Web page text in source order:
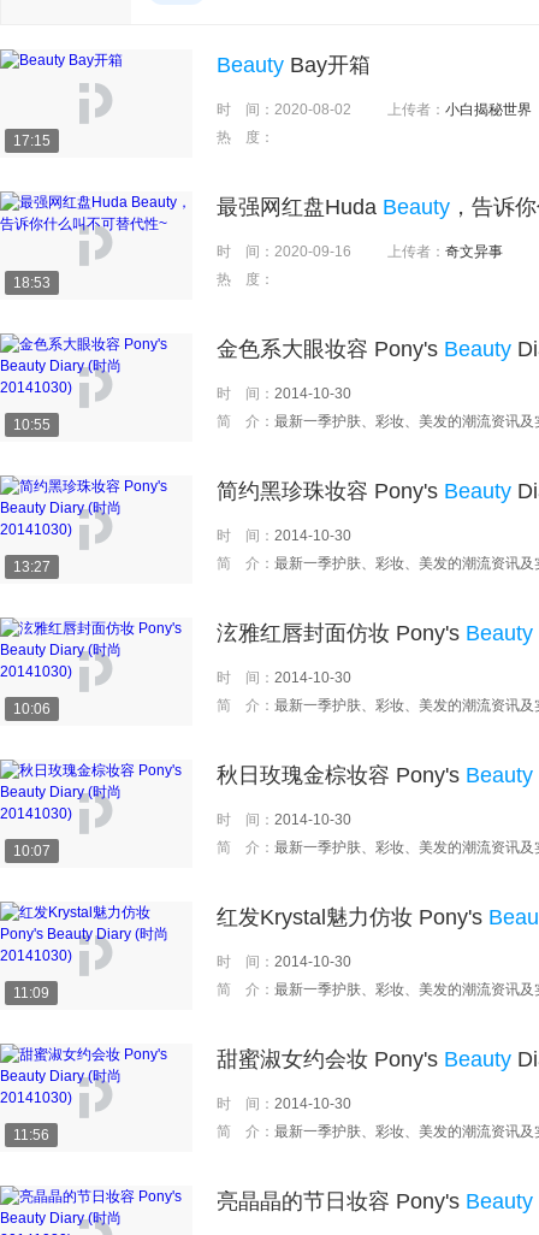
17:15
Beauty Bay开箱
时 间： 2020-08-02 上传者： 小白揭秘世界
热 度：
18:53
最强网红盘Huda Beauty ，告诉
时 间： 2020-09-16 上传者： 奇文异事
热 度：
10:55
金色系大眼妆容 Pony's Beauty
时 间： 2014-10-30
简 介： 最新一季护肤、彩妆、美发的潮流资讯及
13:27
简约黑珍珠妆容 Pony's Beauty
时 间： 2014-10-30
简 介： 最新一季护肤、彩妆、美发的潮流资讯及
10:06
泫雅红唇封面仿妆 Pony's Beauty
时 间： 2014-10-30
简 介： 最新一季护肤、彩妆、美发的潮流资讯及
10:07
秋日玫瑰金棕妆容 Pony's Beauty
时 间： 2014-10-30
简 介： 最新一季护肤、彩妆、美发的潮流资讯及
11:09
红发Krystal魅力仿妆 Pony's
时 间： 2014-10-30
简 介： 最新一季护肤、彩妆、美发的潮流资讯及
11:56
甜蜜淑女约会妆 Pony's Beauty
时 间： 2014-10-30
简 介： 最新一季护肤、彩妆、美发的潮流资讯及
亮晶晶的节日妆容 Pony's Beauty